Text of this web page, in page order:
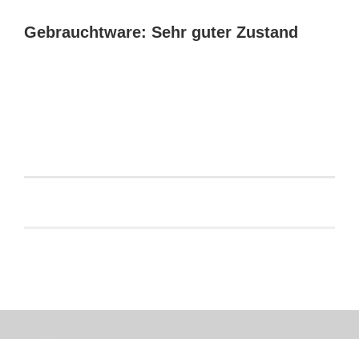
Gebrauchtware: Sehr guter Zustand